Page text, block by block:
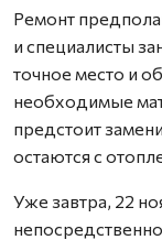
Ремонт
и специалисты
точное место и
необходимые
предстоит
остаются с
Уже завтра, 22